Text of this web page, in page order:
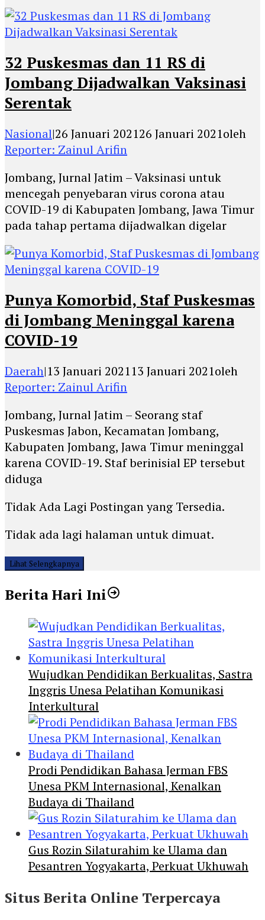
32 Puskesmas dan 11 RS di
Jombang Dijadwalkan Vaksinasi
Serentak
Nasional|26 Januari 202126 Januari 2021oleh
Reporter: Zainul Arifin
Jombang, Jurnal Jatim – Vaksinasi untuk
mencegah penyebaran virus corona atau
COVID-19 di Kabupaten Jombang, Jawa Timur
pada tahap pertama dijadwalkan digelar
Punya Komorbid, Staf Puskesmas
di Jombang Meninggal karena
COVID-19
Daerah|13 Januari 202113 Januari 2021oleh
Reporter: Zainul Arifin
Jombang, Jurnal Jatim – Seorang staf
Puskesmas Jabon, Kecamatan Jombang,
Kabupaten Jombang, Jawa Timur meninggal
karena COVID-19. Staf berinisial EP tersebut
diduga
Tidak Ada Lagi Postingan yang Tersedia.
Tidak ada lagi halaman untuk dimuat.
Lihat Selengkapnya
Berita Hari Ini
Wujudkan Pendidikan Berkualitas, Sastra
Inggris Unesa Pelatihan Komunikasi
Interkultural
Prodi Pendidikan Bahasa Jerman FBS
Unesa PKM Internasional, Kenalkan
Budaya di Thailand
Gus Rozin Silaturahim ke Ulama dan
Pesantren Yogyakarta, Perkuat Ukhuwah
Situs Berita Online Terpercaya